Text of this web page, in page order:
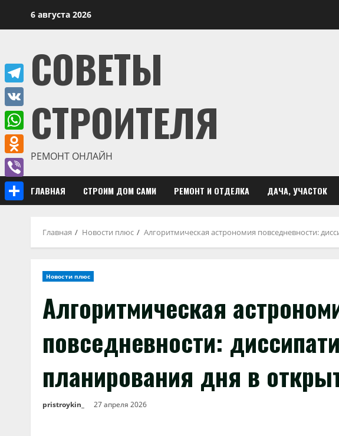
6 августа 2026
СОВЕТЫ
СТРОИТЕЛЯ
РЕМОНТ ОНЛАЙН
ГЛАВНАЯ СТРОИМ ДОМ САМИ РЕМОНТ И ОТДЕЛКА ДАЧА, УЧАСТОК
Главная Новости плюс Алгоритмическая астрономия повседневности:
Новости плюс
Алгоритмическая
повседневности:
планирования дня в
pristroykin_ 27 апреля 2026
Telegram
VK
WhatsApp
Odnoklassniki
Viber